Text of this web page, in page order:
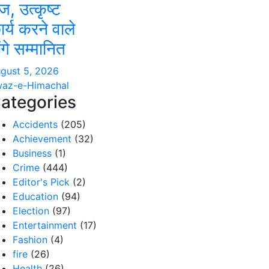
उत्कृष्ट
करने वाले
सम्मानित
5, 2026
e-Himachal
Accidents (205)
Achievement (32)
Business (1)
Crime (444)
Editor's Pick (2)
Education (94)
Election (97)
Entertainment (17)
Fashion (4)
fire (26)